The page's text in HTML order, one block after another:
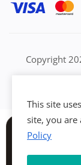
Copyright
This site
site, you are
Policy